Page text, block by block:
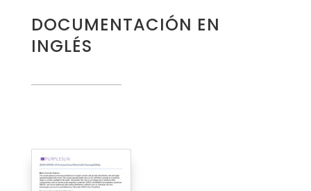
DOCUMENTACIÓN EN
INGLÉS